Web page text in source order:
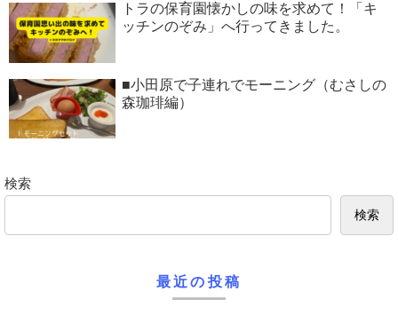
トラの保育園懐かしの味を求めて！「キ
ッチンのぞみ」へ行ってきました。
■小田原で子連れでモーニング（むさしの
森珈琲編）
検索
検索
最近の投稿